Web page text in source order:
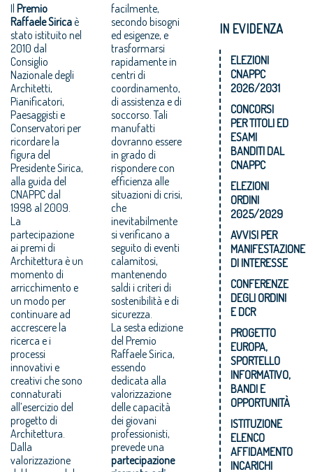
Il Premio
Raffaele Siricaè
stato istituito nel
2010 dal
Consiglio
Nazionale degli
Architetti,
Pianificatori,
Paesaggisti e
Conservatori per
ricordare la
figura del
Presidente Sirica,
alla guida del
CNAPPC dal
1998 al 2009.
La
partecipazione
ai premi di
Architettura è un
momento di
arricchimento e
un modo per
continuare ad
accrescere la
ricerca e i
processi
innovativi e
creativi che sono
connaturati
all’esercizio del
progetto di
Architettura.
Dalla
valorizzazione
facilmente,
secondo bisogni
ed esigenze, e
trasformarsi
rapidamente in
centri di
coordinamento,
di assistenza e di
soccorso. Tali
manufatti
dovranno essere
in grado di
rispondere con
efficienza alle
situazioni di crisi,
che
inevitabilmente
si verificano a
seguito di eventi
calamitosi,
mantenendo
saldi i criteri di
sostenibilità e di
sicurezza.
La sesta edizione
del Premio
Raffaele Sirica,
essendo
dedicata alla
valorizzazione
delle capacità
dei giovani
professionisti,
prevede una
partecipazione
IN EVIDENZA
ELEZIONI
CNAPPC
2026/2031
CONCORSI
PER TITOLI ED
ESAMI
BANDITI DAL
CNAPPC
ELEZIONI
ORDINI
2025/2029
AVVISI PER
MANIFESTAZIONE
DI INTERESSE
CONFERENZE
DEGLI ORDINI
E DCR
PROGETTO
EUROPA,
SPORTELLO
INFORMATIVO,
BANDI E
OPPORTUNITÀ
ISTITUZIONE
ELENCO
AFFIDAMENTO
INCARICHI